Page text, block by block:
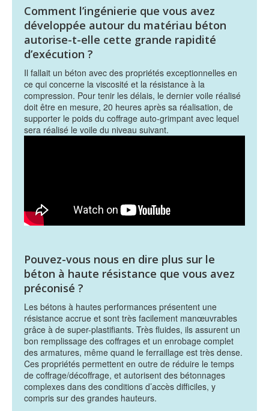
Comment l’ingénierie que vous avez
développée autour du matériau béton
autorise-t-elle cette grande rapidité
d’exécution ?
Il fallait un béton avec des propriétés exceptionnelles en
ce qui concerne la viscosité et la résistance à la
compression. Pour tenir les délais, le dernier voile réalisé
doit être en mesure, 20 heures après sa réalisation, de
supporter le poids du coffrage auto-grimpant avec lequel
sera réalisé le voile du niveau suivant.
Pouvez-vous nous en dire plus sur le
béton à haute résistance que vous avez
préconisé ?
Les bétons à hautes performances présentent une
résistance accrue et sont très facilement manœuvrables
grâce à de super-plastifiants. Très fluides, ils assurent un
bon remplissage des coffrages et un enrobage complet
des armatures, même quand le ferraillage est très dense.
Ces propriétés permettent en outre de réduire le temps
de coffrage/décoffrage, et autorisent des bétonnages
complexes dans des conditions d’accès difficiles, y
compris sur des grandes hauteurs.